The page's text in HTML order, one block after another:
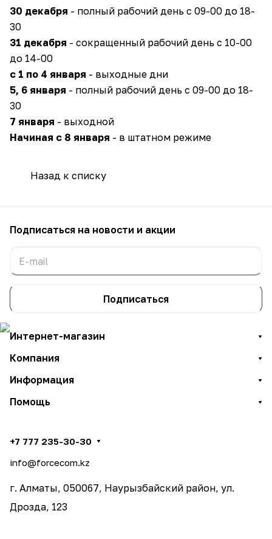
30 декабря - полный рабочий день с 09-00 до 18-
30
31 декабря - сокращенный рабочий день с 10-00
до 14-00
с 1 по 4 января - выходные дни
5, 6 января - полный рабочий день с 09-00 до 18-
30
7 января - выходной
Начиная с 8 января - в штатном режиме
Назад к списку
Подписаться на новости и акции
Подписаться
Интернет-магазин
Компания
Информация
Помощь
+7 777 235-30-30
info@forcecom.kz
г. Алматы, 050067, Наурызбайский район, ул.
Дрозда, 123